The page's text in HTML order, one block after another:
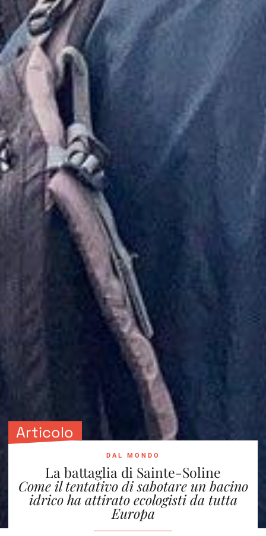
Articolo
DAL MONDO
La battaglia di Sainte-Soline
Come il tentativo di sabotare un bacino
idrico ha attirato ecologisti da tutta
Europa